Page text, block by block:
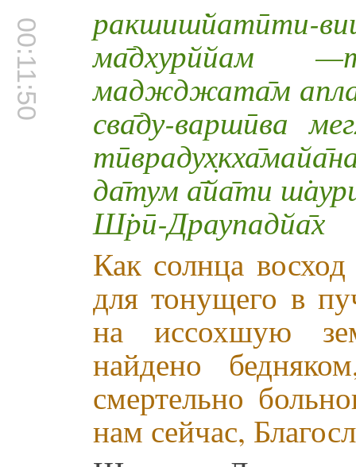
00:11:50 ма̄дхурййам
маджджата̄м
сва̄ду-варшӣва
да̄тум а̄йа̄ти
Ш̇рӣ-Драупадйа̄х
Как солнца
для тонущего в
на иссохшую
найдено
смертельно
нам сейчас,